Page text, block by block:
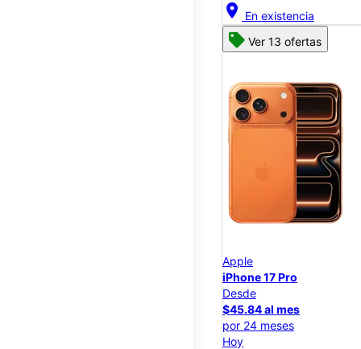
location_on En existencia
Ver 13 ofertas
Apple
iPhone 17 Pro
Desde
$45.84 al mes
por 24 meses
Hoy